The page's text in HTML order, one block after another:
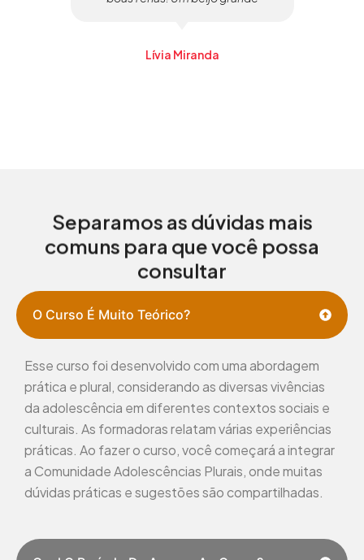
Lívia Miranda
Separamos as dúvidas mais
comuns para que você possa
consultar
O Curso É Muito Teórico?
Esse curso foi desenvolvido com uma abordagem
prática e plural, considerando as diversas vivências
da adolescência em diferentes contextos sociais e
culturais. As formadoras relatam várias experiências
práticas. Ao fazer o curso, você começará a integrar
a Comunidade Adolescências Plurais, onde muitas
dúvidas práticas e sugestões são compartilhadas.